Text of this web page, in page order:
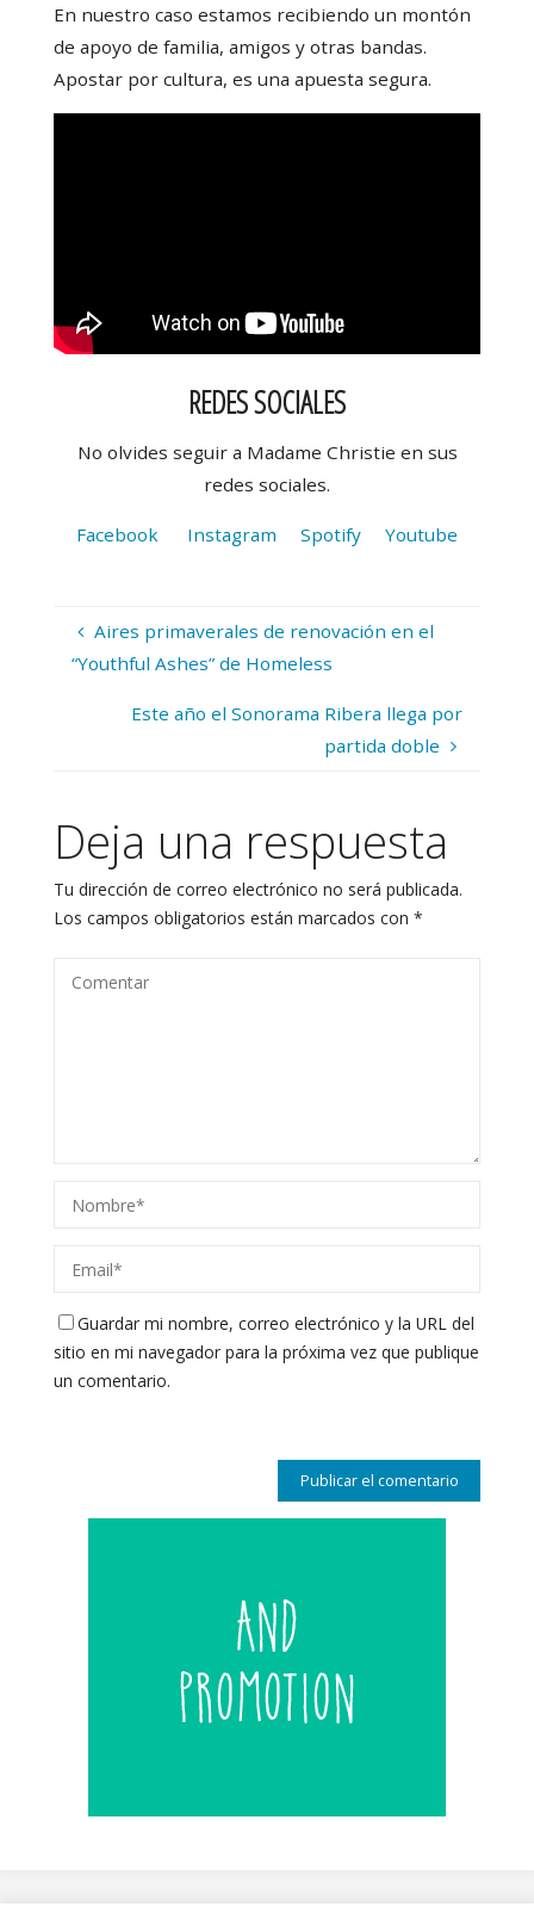
En nuestro caso estamos recibiendo un montón
de apoyo de familia, amigos y otras bandas.
Apostar por cultura, es una apuesta segura.
REDES SOCIALES
No olvides seguir a Madame Christie en sus
redes sociales.
Facebook Instagram Spotify Youtube
Aires primaverales de renovación en el
“Youthful Ashes” de Homeless
Este año el Sonorama Ribera llega por
partida doble
Deja una respuesta
Tu dirección de correo electrónico no será publicada.
Los campos obligatorios están marcados con *
Guardar mi nombre, correo electrónico y la URL del
sitio en mi navegador para la próxima vez que publique
un comentario.